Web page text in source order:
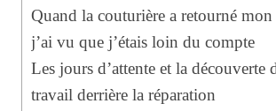
Quand la couturière a retourné mon
j’ai vu que j’étais loin du compte
Les jours d’attente et la découverte
travail derrière la réparation